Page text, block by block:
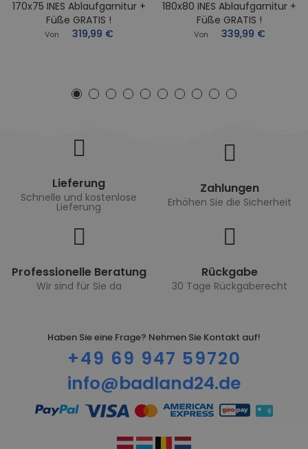
170x75 INES Ablaufgarnitur +
Füße GRATIS !
Von 319,99 €
180x80 INES Ablaufgarnitur +
Füße GRATIS !
Von 339,99 €
Lieferung
Schnelle und kostenlose
Lieferung
Zahlungen
Erhöhen Sie die Sicherheit
Professionelle Beratung
Wir sind für Sie da
Rückgabe
30 Tage Rückgaberecht
Haben Sie eine Frage? Nehmen Sie Kontakt auf!
+49 69 947 59720
info@badland24.de